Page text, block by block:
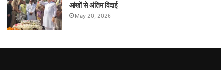
आंखों से अंतिम विदाई
May 20, 2026